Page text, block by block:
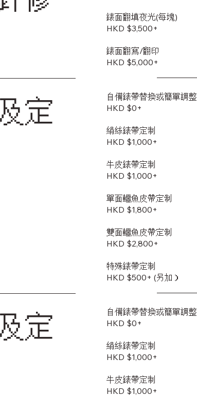
錶面翻填夜光(每塊)
HKD $3,500+
錶面翻寫/翻印
HKD $5,000+
定
自備錶帶替換或簡單調整
HKD $0+
絹絲錶帶定制
HKD $1,000+
牛皮錶帶定制
HKD $1,000+
單面鱷魚皮帶定制
HKD $1,800+
雙面鱷魚皮帶定制
​HKD $2,800+
特殊錶帶定制
HKD $500+ (另加）
定
自備錶帶替換或簡單調整
HKD $0+
絹絲錶帶定制
HKD $1,000+
牛皮錶帶定制
HKD $1,000+